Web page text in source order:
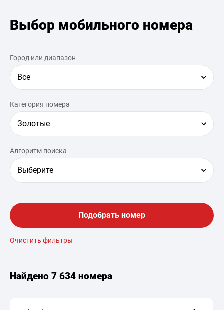
Выбор мобильного номера
Город или диапазон
Все
Категория номера
Золотые
Алгоритм поиска
Выберите
Подобрать номер
Очистить фильтры
Найдено 7 634 номера